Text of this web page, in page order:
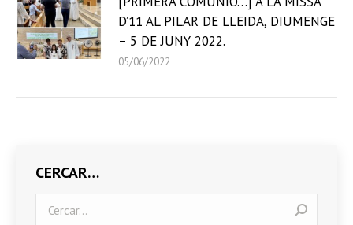
D’11 AL PILAR DE LLEIDA, DIUMENGE
– 5 DE JUNY 2022.
05/06/2022
CERCAR…